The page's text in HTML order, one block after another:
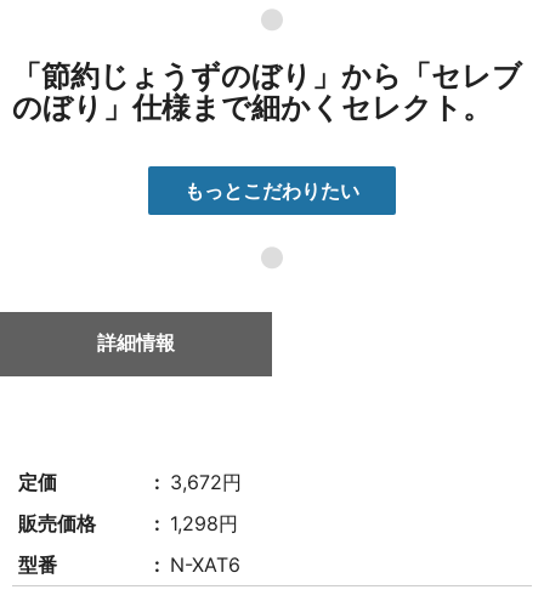
●
「節約じょうずのぼり」から「セレブ
のぼり」仕様まで細かくセレクト。
もっとこだわりたい
●
詳細情報
定価
3,672円
販売価格
1,298円
型番
N-XAT6